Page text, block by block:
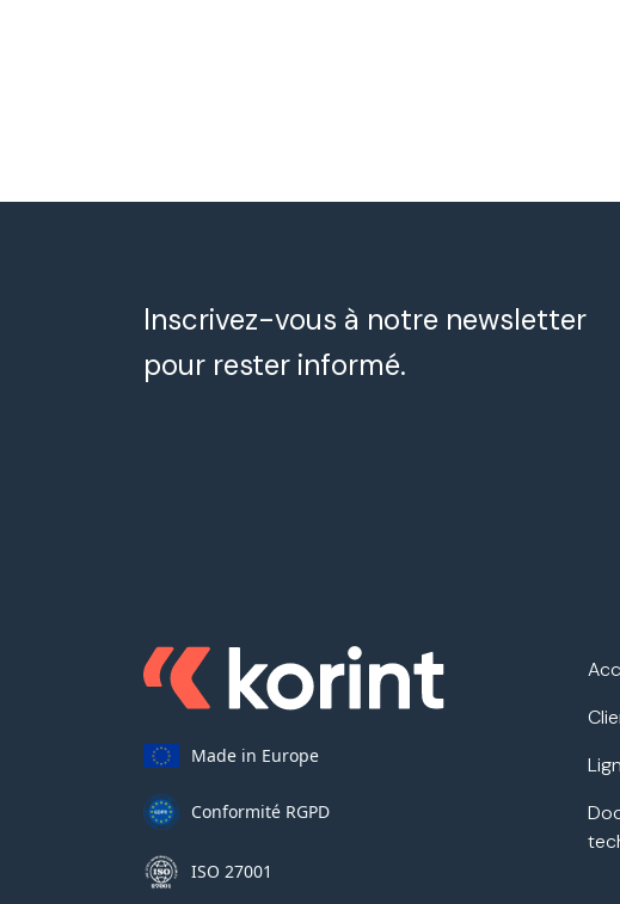
Inscrivez-vous à notre newsletter
pour rester informé.
Made in Europe
Conformité RGPD
ISO 27001